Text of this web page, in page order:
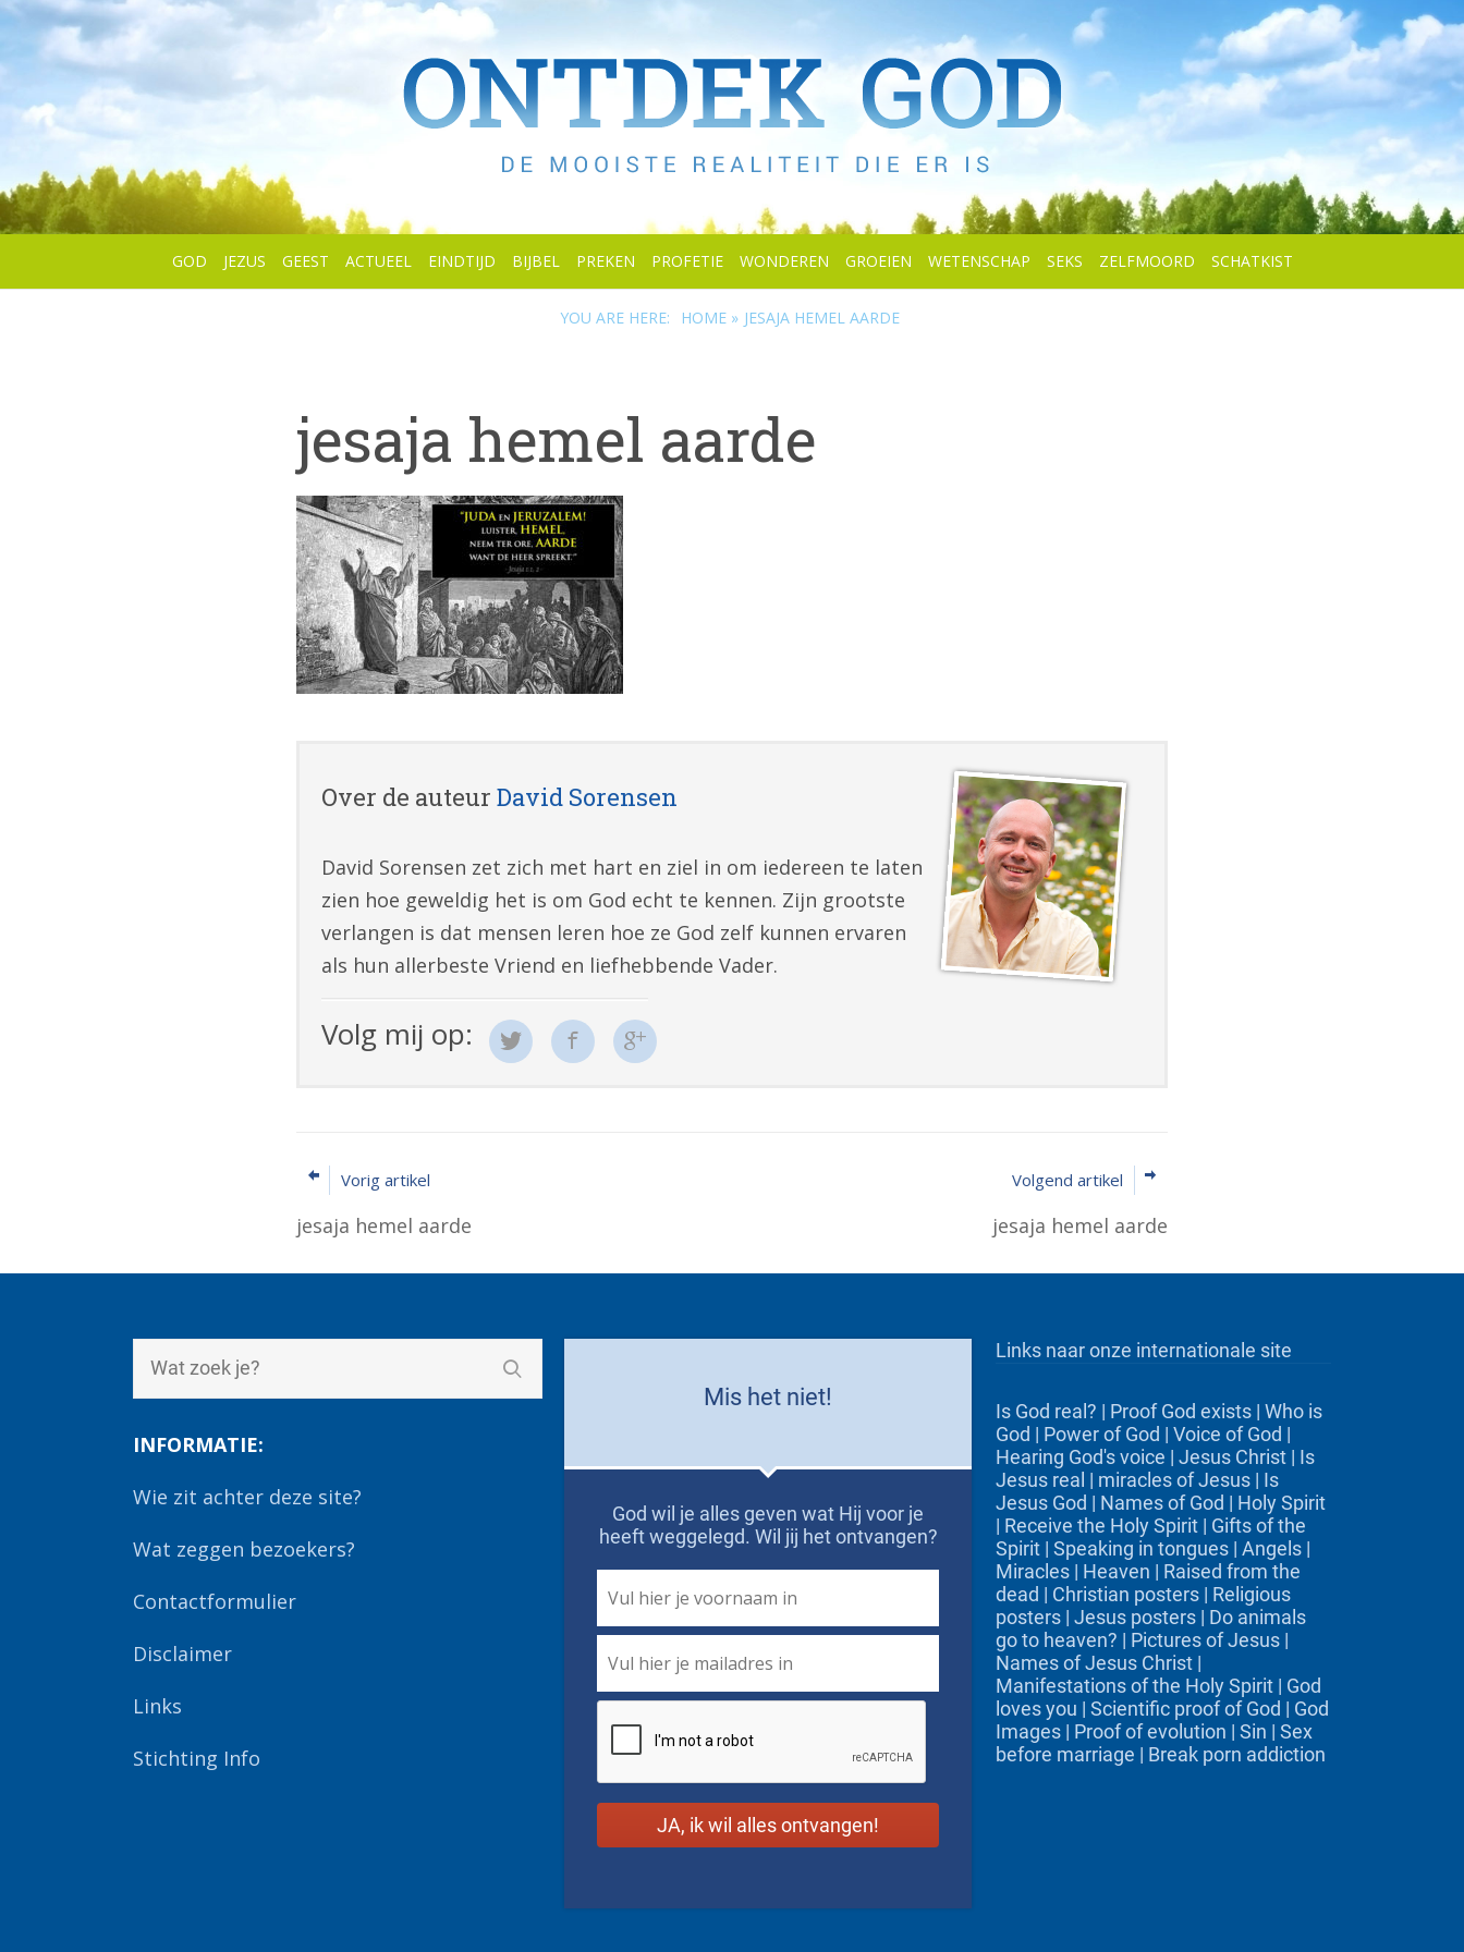
GOD JEZUS GEEST ACTUEEL EINDTIJD BIJBEL PREKEN PROFETIE WONDEREN GROEIEN WETENSCHAP SEKS ZELFMOORD SCHATKIST
YOU ARE HERE: HOME » JESAJA HEMEL AARDE
jesaja hemel aarde
Over de auteur David Sorensen
David Sorensen zet zich met hart en ziel in om iedereen te laten
zien hoe geweldig het is om God echt te kennen. Zijn grootste
verlangen is dat mensen leren hoe ze God zelf kunnen ervaren
als hun allerbeste Vriend en liefhebbende Vader.
Volg mij op:
Vorig artikel
jesaja hemel aarde
Volgend artikel
jesaja hemel aarde
INFORMATIE:
Wie zit achter deze site?
Wat zeggen bezoekers?
Contactformulier
Disclaimer
Links
Stichting Info
Mis het niet!
God wil je alles geven wat Hij voor je
heeft weggelegd. Wil jij het ontvangen?
Name *
Links naar onze internationale site
Is God real? | Proof God exists | Who is
God | Power of God | Voice of God |
Hearing God's voice | Jesus Christ | Is
Jesus real | miracles of Jesus | Is
Jesus God | Names of God | Holy Spirit
| Receive the Holy Spirit | Gifts of the
Spirit | Speaking in tongues | Angels |
Miracles | Heaven | Raised from the
dead | Christian posters | Religious
posters | Jesus posters | Do animals
go to heaven? | Pictures of Jesus |
Names of Jesus Christ |
Manifestations of the Holy Spirit | God
loves you | Scientific proof of God | God
Images | Proof of evolution | Sin | Sex
before marriage | Break porn addiction